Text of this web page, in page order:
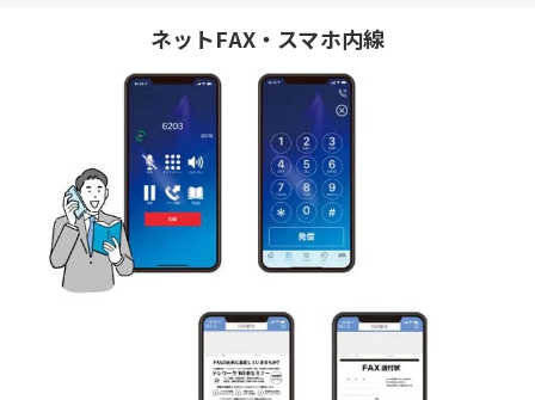
ネットFAX・スマホ内線